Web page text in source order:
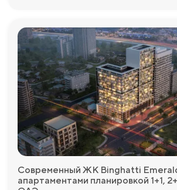
Современный ЖК Binghatti
апартаментами планировкой 1+1,